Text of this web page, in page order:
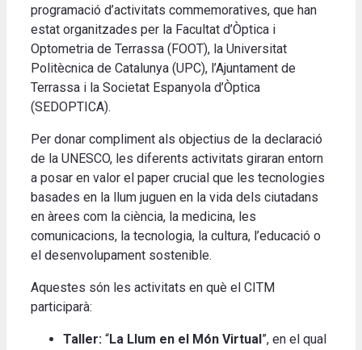
programació d’activitats commemoratives, que han
estat organitzades per la Facultat d’Òptica i
Optometria de Terrassa (FOOT), la Universitat
Politècnica de Catalunya (UPC), l’Ajuntament de
Terrassa i la Societat Espanyola d’Òptica
(SEDOPTICA).
Per donar compliment als objectius de la declaració
de la UNESCO, les diferents activitats giraran entorn
a posar en valor el paper crucial que les tecnologies
basades en la llum juguen en la vida dels ciutadans
en àrees com la ciència, la medicina, les
comunicacions, la tecnologia, la cultura, l’educació o
el desenvolupament sostenible.
Aquestes són les activitats en què el CITM
participarà:
Taller: “La Llum en el Món Virtual ”, en el qual